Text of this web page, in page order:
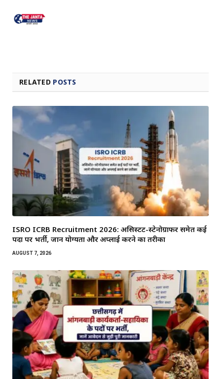
RELATED POSTS
ISRO ICRB Recruitment 2026: असिस्टेंट-स्टेनोग्राफर समेत कई
पदों पर भर्ती, जानें योग्यता और अप्लाई करने का तरीका
AUGUST 7, 2026